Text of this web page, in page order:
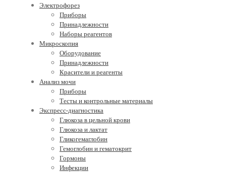
Электрофорез
Приборы
Принадлежности
Наборы реагентов
Микроскопия
Оборудование
Принадлежности
Красители и реагенты
Анализ мочи
Приборы
Тесты и контрольные материалы
Экспресс-диагностика
Глюкоза в цельной крови
Глюкоза и лактат
Гликогемаглобин
Гемоглобин и гематокрит
Гормоны
Инфекции